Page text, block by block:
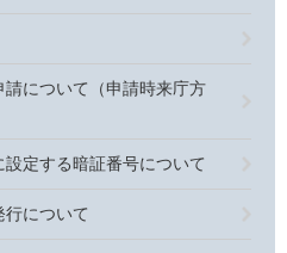
について（申請時来庁方
定する暗証番号について
について